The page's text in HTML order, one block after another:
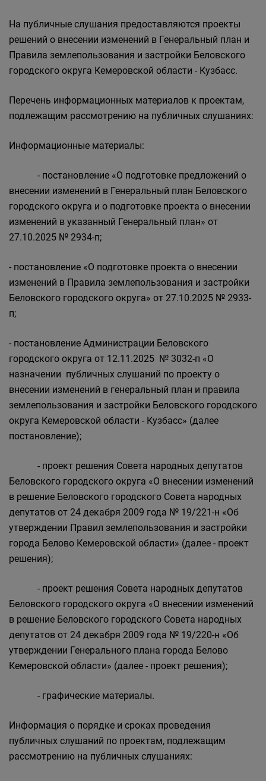
На публичные слушания предоставляются проекты
решений о внесении изменений в Генеральный план и
Правила землепользования и застройки Беловского
городского округа Кемеровской области - Кузбасс.
Перечень информационных материалов к проектам,
подлежащим рассмотрению на публичных слушаниях:
Информационные материалы:
- постановление «О подготовке предложений о
внесении изменений в Генеральный план Беловского
городского округа и о подготовке проекта о внесении
изменений в указанный Генеральный план» от
27.10.2025 № 2934-п;
- постановление «О подготовке проекта о внесении
изменений в Правила землепользования и застройки
Беловского городского округа» от 27.10.2025 № 2933-
п;
- постановление Администрации Беловского
городского округа от 12.11.2025 № 3032-п «О
назначении публичных слушаний по проекту о
внесении изменений в генеральный план и правила
землепользования и застройки Беловского городского
округа Кемеровской области - Кузбасс» (далее
постановление);
- проект решения Совета народных депутатов
Беловского городского округа «О внесении изменений
в решение Беловского городского Совета народных
депутатов от 24 декабря 2009 года № 19/221-н «Об
утверждении Правил землепользования и застройки
города Белово Кемеровской области» (далее - проект
решения);
- проект решения Совета народных депутатов
Беловского городского округа «О внесении изменений
в решение Беловского городского Совета народных
депутатов от 24 декабря 2009 года № 19/220-н «Об
утверждении Генерального плана города Белово
Кемеровской области» (далее - проект решения);
- графические материалы.
Информация о порядке и сроках проведения
публичных слушаний по проектам, подлежащим
рассмотрению на публичных слушаниях: